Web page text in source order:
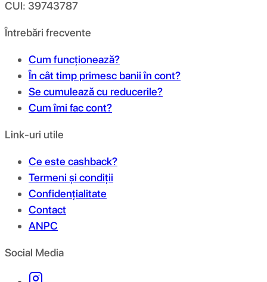
CUI: 39743787
Întrebări frecvente
Cum funcționează?
În cât timp primesc banii în cont?
Se cumulează cu reducerile?
Cum îmi fac cont?
Link-uri utile
Ce este cashback?
Termeni și condiții
Confidențialitate
Contact
ANPC
Social Media